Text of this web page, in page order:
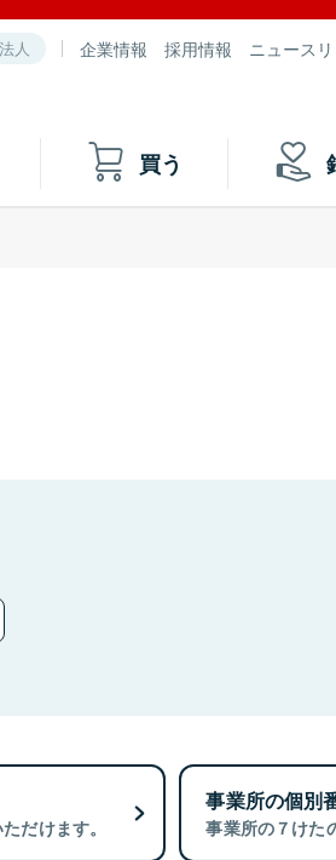
法人 企業情報 採用情報 ニュース
買う
だけます。
事業所の個別
事業所の７けた